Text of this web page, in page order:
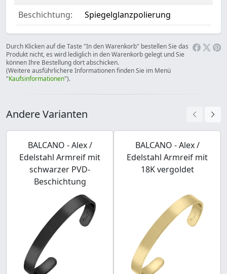
Beschichtung:
Spiegelglanzpolierung
Durch Klicken auf die Taste "In den Warenkorb" bestellen Sie das
Produkt nicht, es wird lediglich in den Warenkorb gelegt und Sie
können Ihre Bestellung dort abschicken.
(Weitere ausführlichere Informationen finden Sie im Menü
"Kaufsinformationen").
Andere Varianten
BALCANO - Alex /
Edelstahl Armreif mit
schwarzer PVD-
Beschichtung
BALCANO - Alex /
Edelstahl Armreif mit
18K vergoldet